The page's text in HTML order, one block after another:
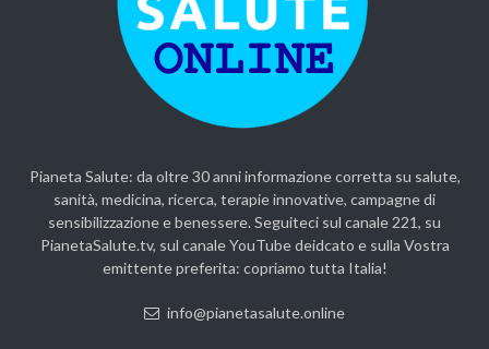
Pianeta Salute: da oltre 30 anni informazione corretta su salute,
sanità, medicina, ricerca, terapie innovative, campagne di
sensibilizzazione e benessere. Seguiteci sul canale 221, su
PianetaSalute.tv, sul canale YouTube deidcato e sulla Vostra
emittente preferita: copriamo tutta Italia!
info@pianetasalute.online